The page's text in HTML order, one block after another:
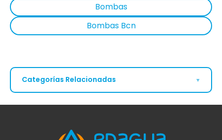
Bombas
Bombas Bcn
Categorías Relacionadas ▼